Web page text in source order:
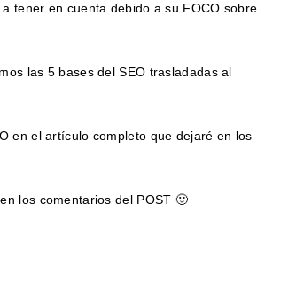
tener en cuenta debido a su FOCO sobre
las 5 bases del SEO trasladadas al
en el artículo completo que dejaré en los
los comentarios del POST 🙂